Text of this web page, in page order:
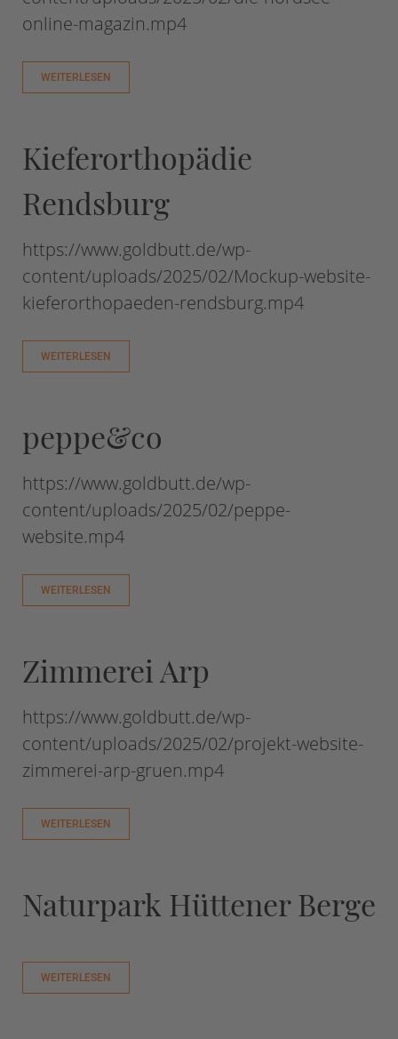
online-magazin.mp4
WEITERLESEN
Kieferorthopädie
Rendsburg
https://www.goldbutt.de/wp-
content/uploads/2025/02/Mockup-website-
kieferorthopaeden-rendsburg.mp4
WEITERLESEN
peppe&co
https://www.goldbutt.de/wp-
content/uploads/2025/02/peppe-
website.mp4
WEITERLESEN
Zimmerei Arp
https://www.goldbutt.de/wp-
content/uploads/2025/02/projekt-website-
zimmerei-arp-gruen.mp4
WEITERLESEN
Naturpark Hüttener Berge
WEITERLESEN